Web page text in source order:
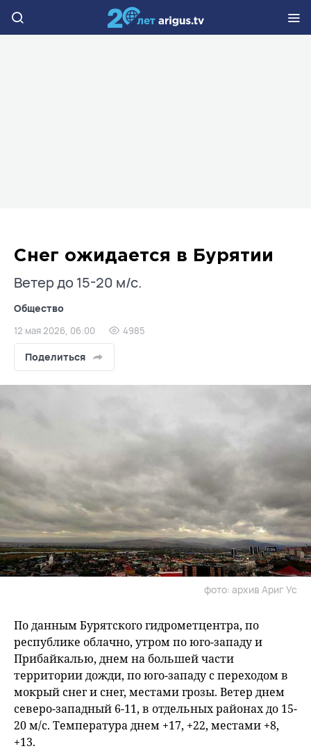
Снег ожидается в Бурятии
Ветер до 15-20 м/с.
Общество
12 мая 2026, 06:00 4985
Поделиться
фото: архив Ариг Ус
По данным Бурятского гидрометцентра, по
республике облачно, утром по юго-западу и
Прибайкалью, днем на большей части
территории дожди, по юго-западу с переходом в
мокрый снег и снег, местами грозы. Ветер днем
северо-западный 6-11, в отдельных районах до 15-
20 м/с. Температура днем +17, +22, местами +8,
+13.